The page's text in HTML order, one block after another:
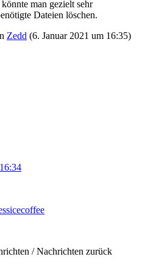
man gezielt sehr
Dateien löschen.
Zedd (6. Januar 2021 um 16:35)
/ Nachrichten zurück